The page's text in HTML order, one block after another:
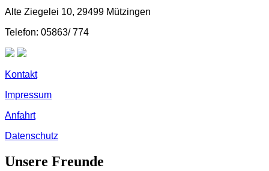
Alte Ziegelei 10, 29499 Mützingen
Telefon: 05863/ 774
Kontakt
Impressum
Anfahrt
Datenschutz
Unsere Freunde